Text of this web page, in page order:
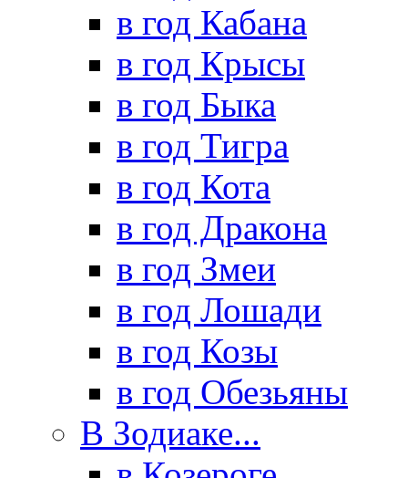
в год Кабана
в год Крысы
в год Быка
в год Тигра
в год Кота
в год Дракона
в год Змеи
в год Лошади
в год Козы
в год Обезьяны
В Зодиаке...